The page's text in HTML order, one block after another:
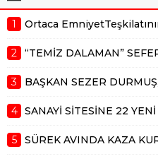
1 Ortaca
2 “TEMİZ DALAMAN”
3 BAŞKAN SEZER DURMUŞ,
4 SANAYİ SİTESİNE 22
5 SÜREK AVINDA KAZA